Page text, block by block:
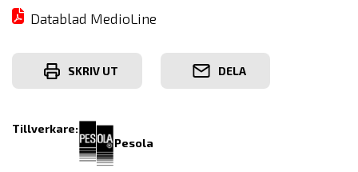
Datablad MedioLine
SKRIV UT DELA
Tillverkare:
Pesola